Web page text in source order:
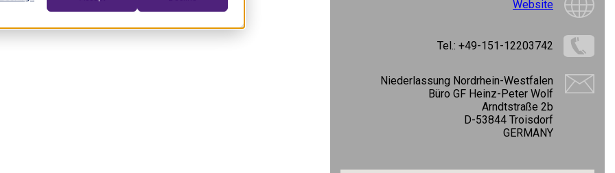
celduc® newsletter
Standards
Website
Tel.: +49-151-12203742
Niederlassung Nordrhein-Westfalen
Büro GF Heinz-Peter Wolf
Arndtstraße 2b
D-53844 Troisdorf
GERMANY